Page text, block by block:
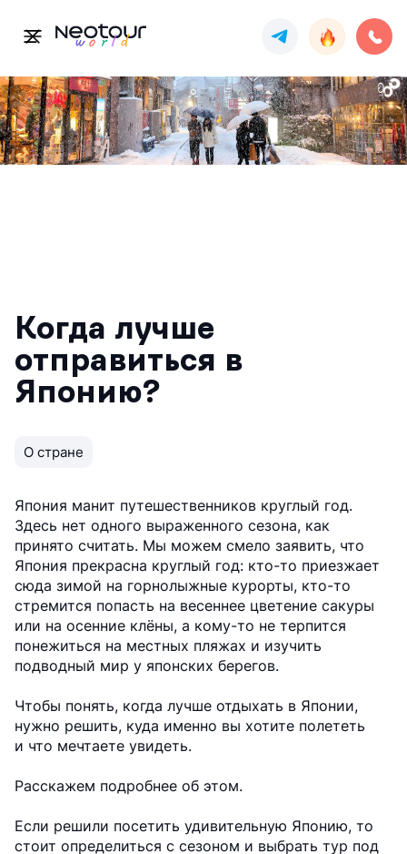
Когда лучше
отправиться в
Японию?
О стране
Япония манит путешественников круглый год.
Здесь нет одного выраженного сезона, как
принято считать. Мы можем смело заявить, что
Япония прекрасна круглый год: кто-то приезжает
сюда зимой на горнолыжные курорты, кто-то
стремится попасть на весеннее цветение сакуры
или на осенние клёны, а кому-то не терпится
понежиться на местных пляжах и изучить
подводный мир у японских берегов. ⠀
Чтобы понять, когда лучше отдыхать в Японии,
нужно решить, куда именно вы хотите полететь
и что мечтаете увидеть.⠀
Расскажем подробнее об этом. ⠀
Если решили посетить удивительную Японию, то
стоит определиться с сезоном и выбрать тур под